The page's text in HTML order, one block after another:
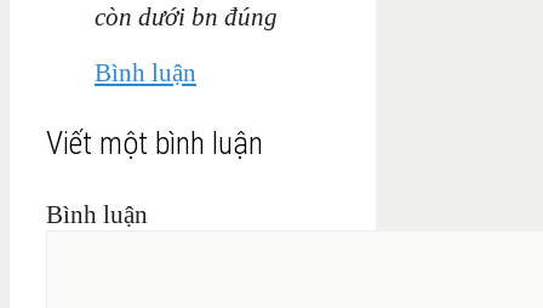
còn dưới bn đúng
Bình luận
Viết một bình luận
Bình luận